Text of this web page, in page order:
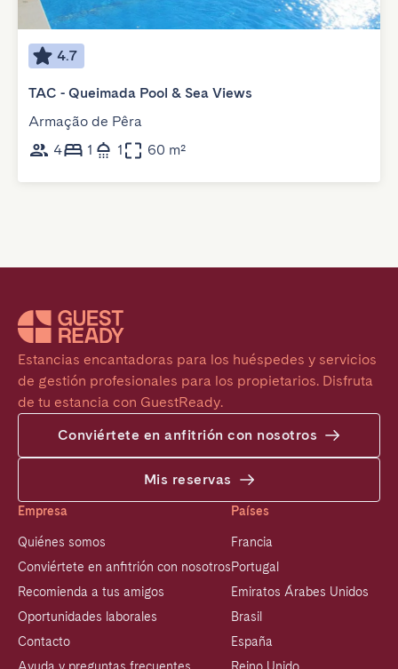
4.7
TAC - Queimada Pool & Sea Views
Armação de Pêra
4
1 1 60 m²
Estancias encantadoras para los huéspedes y servicios
de gestión profesionales para los propietarios. Disfruta
de tu estancia con GuestReady.
Conviértete en anfitrión con nosotros
Mis reservas
Empresa
Quiénes somos
Conviértete en anfitrión con nosotros
Recomienda a tus amigos
Oportunidades laborales
Contacto
Países
Francia
Portugal
Emiratos Árabes Unidos
Brasil
España